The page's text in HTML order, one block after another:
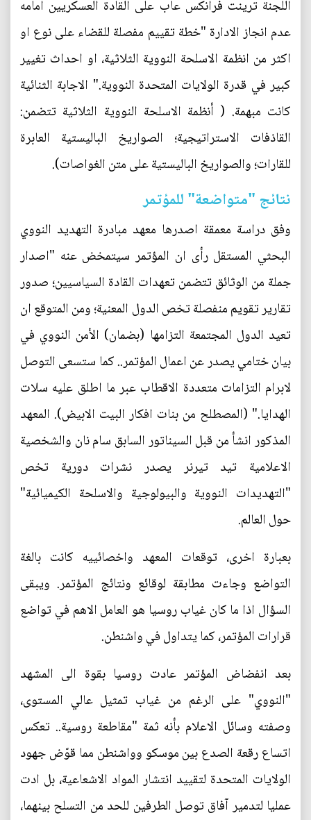
اللجنة ترينت فرانكس عاب على القادة العسكريين امامه
عدم انجاز الادارة "خطة تقييم مفصلة للقضاء على نوع او
اكثر من انظمة الاسلحة النووية الثلاثية، او احداث تغيير
كبير في قدرة الولايات المتحدة النووية." الاجابة الثنائية
كانت مبهمة. ( أنظمة الاسلحة النووية الثلاثية تتضمن:
القاذفات الاستراتيجية؛ الصواريخ الباليستية العابرة
للقارات؛ والصواريخ الباليستية على متن الغواصات).
نتائج "متواضعة" للمؤتمر
وفق دراسة معمقة اصدرها معهد مبادرة التهديد النووي
البحثي المستقل رأى ان المؤتمر سيتمخض عنه "اصدار
جملة من الوثائق تتضمن تعهدات القادة السياسيين؛ صدور
تقارير تقويم منفصلة تخص الدول المعنية؛ ومن المتوقع ان
تعيد الدول المجتمعة التزامها (بضمان) الأمن النووي في
بيان ختامي يصدر عن اعمال المؤتمر.. كما ستسعى التوصل
لابرام التزامات متعددة الاقطاب عبر ما اطلق عليه سلات
الهدايا." (المصطلح من بنات افكار البيت الابيض). المعهد
المذكور انشأ من قبل السيناتور السابق سام نان والشخصية
الاعلامية تيد تيرنر يصدر نشرات دورية تخص
"التهديدات النووية والبيولوجية والاسلحة الكيميائية"
حول العالم.
بعبارة اخرى، توقعات المعهد واخصائييه كانت بالغة
التواضع وجاءت مطابقة لوقائع ونتائج المؤتمر. ويبقى
السؤال اذا ما كان غياب روسيا هو العامل الاهم في تواضع
قرارات المؤتمر، كما يتداول في واشنطن.
بعد انفضاض المؤتمر عادت روسيا بقوة الى المشهد
"النووي" على الرغم من غياب تمثيل عالي المستوى،
وصفته وسائل الاعلام بأنه ثمة "مقاطعة روسية.. تعكس
اتساع رقعة الصدع بين موسكو وواشنطن مما قوّض جهود
الولايات المتحدة لتقييد انتشار المواد الاشعاعية، بل ادت
عمليا لتدمير آفاق توصل الطرفين للحد من التسلح بينهما،